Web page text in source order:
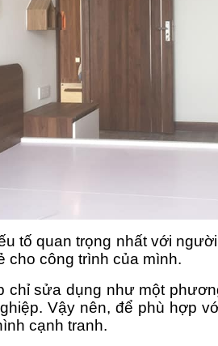
tố quan trọng nhất với
cho công trình của mình.
sửa dụng như một
Vậy nên, để phù hợp
cạnh tranh.